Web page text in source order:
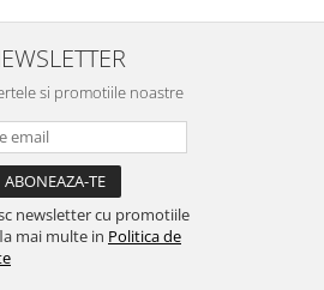
si promotiile noastre
newsletter cu promotiile
mai multe in Politica de